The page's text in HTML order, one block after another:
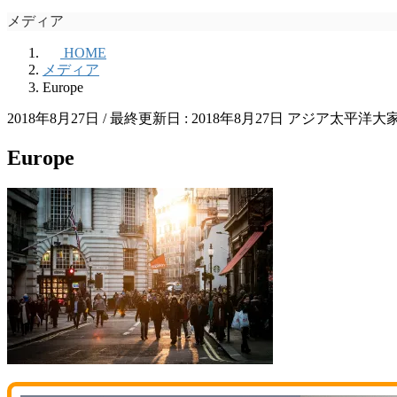
メディア
HOME
メディア
Europe
2018年8月27日 / 最終更新日 : 2018年8月27日 アジア太平洋大
Europe